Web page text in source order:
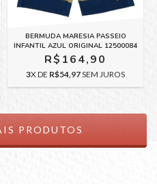
BERMUDA MARESIA PASSEIO
INFANTIL AZUL ORIGINAL 12500084
R$164,90
3X DE R$54,97SEM JUROS
PRODUTOS